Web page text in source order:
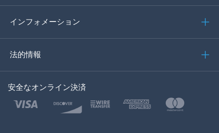
イタリア語
トルコ語
ポーランド語
インフォメーション
法的情報
安全なオンライン決済